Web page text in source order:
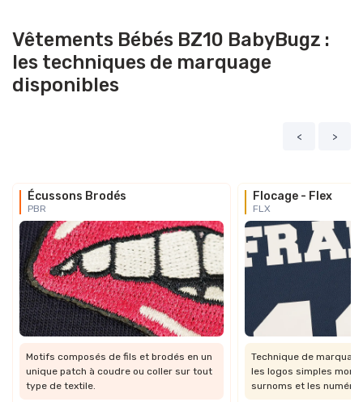
Vêtements Bébés BZ10 BabyBugz :
les techniques de marquage
disponibles
< >
Écussons Brodés
PBR
Motifs composés de fils et brodés en un
unique patch à coudre ou coller sur tout
type de textile.
Flocage - Flex
FLX
Technique de
les logos simples
surnoms et les